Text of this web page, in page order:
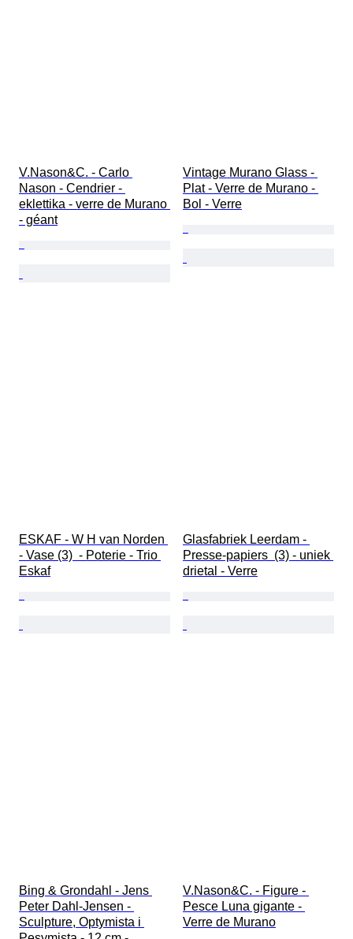
V.Nason&C. - Carlo
Nason - Cendrier -
eklettika - verre de Murano
- géant
Vintage Murano Glass -
Plat - Verre de Murano -
Bol - Verre
ESKAF - W H van Norden
- Vase (3)  - Poterie - Trio
Eskaf
Glasfabriek Leerdam -
Presse-papiers  (3) - uniek
drietal - Verre
Bing & Grondahl - Jens
Peter Dahl-Jensen -
Sculpture, Optymista i
V.Nason&C. - Figure -
Pesce Luna gigante -
Verre de Murano